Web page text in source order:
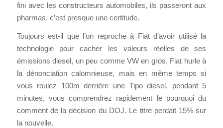
fini avec les constructeurs automobiles, ils passeront aux
pharmas, c’est presque une certitude.
Toujours est-il que l’on reproche à Fiat d’avoir utilisé la
technologie pour cacher les valeurs réelles de ses
émissions diesel, un peu comme VW en gros. Fiat hurle à
la dénonciation calomnieuse, mais en même temps si
vous roulez 100m derrière une Tipo diesel, pendant 5
minutes, vous comprendrez rapidement le pourquoi du
comment de la décision du DOJ. Le titre perdait 15% sur
la nouvelle.